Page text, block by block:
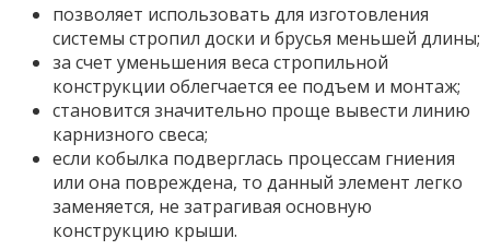
позволяет использовать для изготовления
системы стропил доски и брусья меньшей длины;
за счет уменьшения веса стропильной
конструкции облегчается ее подъем и монтаж;
становится значительно проще вывести линию
карнизного свеса;
если кобылка подверглась процессам гниения
или она повреждена, то данный элемент легко
заменяется, не затрагивая основную
конструкцию крыши.